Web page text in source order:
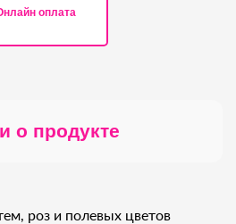
оплата
о продукте
роз и полевых цветов